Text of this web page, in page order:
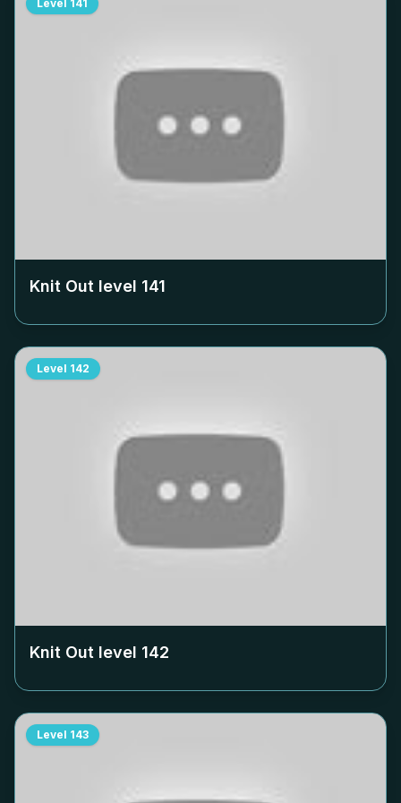
Level 141
Knit Out level 141
Level 142
Knit Out level 142
Level 143